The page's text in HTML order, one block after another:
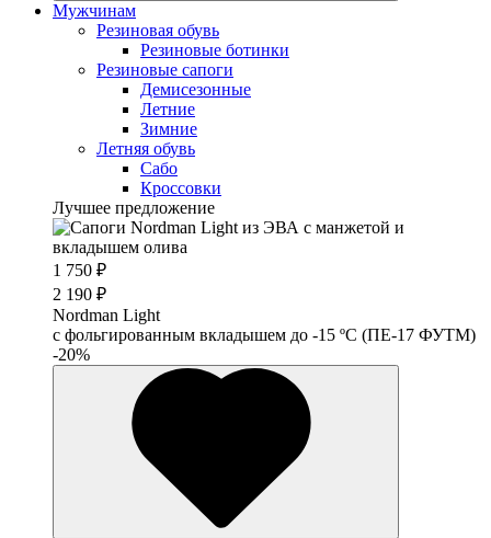
Мужчинам
Резиновая обувь
Резиновые ботинки
Резиновые сапоги
Демисезонные
Летние
Зимние
Летняя обувь
Сабо
Кроссовки
Лучшее предложение
1 750 ₽
2 190 ₽
Nordman Light
c фольгированным вкладышем до -15 ºС (ПЕ-17 ФУТМ)
-20%